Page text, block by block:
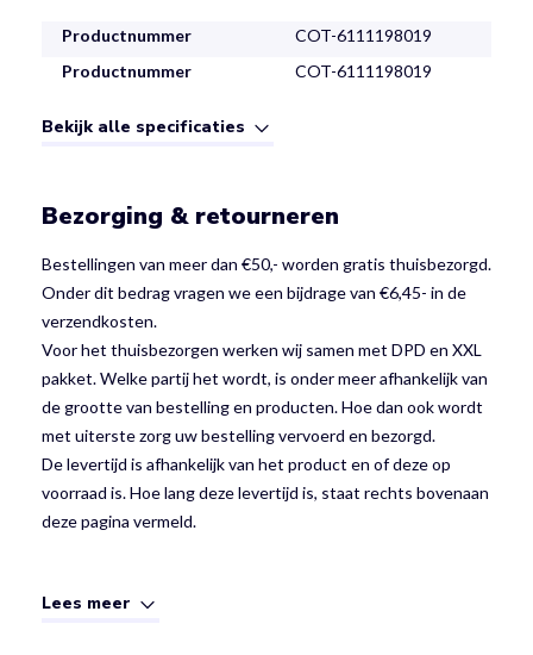
Productnummer
COT-6111198019
Productnummer
COT-6111198019
Bekijk alle specificaties
Bezorging & retourneren
Bestellingen van meer dan €50,- worden gratis thuisbezorgd.
Onder dit bedrag vragen we een bijdrage van €6,45- in de
verzendkosten.
Voor het thuisbezorgen werken wij samen met DPD en XXL
pakket. Welke partij het wordt, is onder meer afhankelijk van
de grootte van bestelling en producten. Hoe dan ook wordt
met uiterste zorg uw bestelling vervoerd en bezorgd.
De levertijd is afhankelijk van het product en of deze op
voorraad is. Hoe lang deze levertijd is, staat rechts bovenaan
deze pagina vermeld.
Lees meer